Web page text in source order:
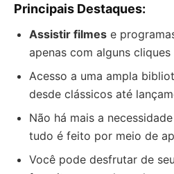
Principais Destaques:
Assistir filmes e
apenas com alguns cliques
Acesso a uma ampla
desde clássicos até
Não há mais a
tudo é feito por meio de
Você pode desfrutar de